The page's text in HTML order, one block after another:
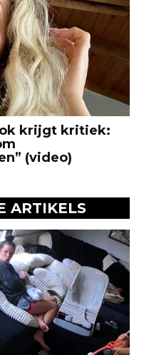
krijgt kritiek:
(video)
ARTIKELS